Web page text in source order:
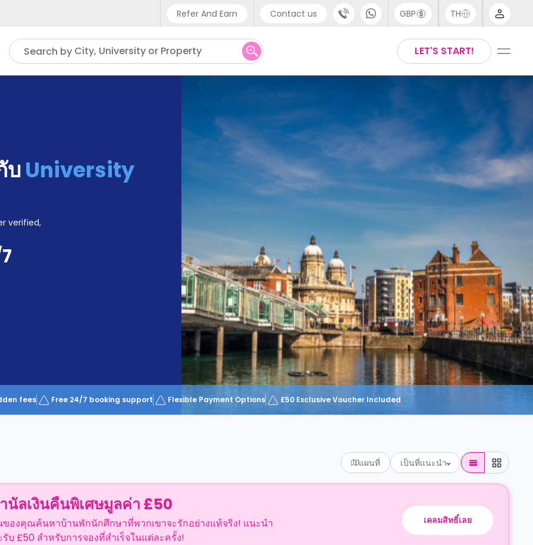
Refer And Earn Contact us
Phone support
UK - +44 (0) 20 3871 8666
IN - +91 (80) 3711 1326
US - +1 (646) 718 6172
GBP TH
Thai
LET'S START!
Search by City, University or Property
บUniversity
verified,
fees Free 24/7 booking support Flexible Payment Options £50 Exclusive Voucher Included
แผนที่ เป็นที่แนะนำ
นัลเงินคืนพิเศษมูลค่า £50
ของคุณค้นหาบ้านพักนักศึกษาที่พวกเขาจะรักอย่างแท้จริง! แนะนำ
บ £50 สำหรับการจองที่สำเร็จในแต่ละครั้ง!
เคลมสิทธิ์เลย